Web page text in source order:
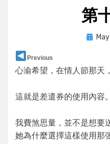
第
by
Posted
Previous
心渝希望，在情人節那天
這就是差遣券的使用內容。
我費煞思量，並不是想要
她為什麼選擇這樣使用那